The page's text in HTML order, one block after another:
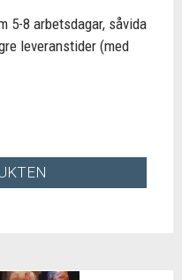
5-8 arbetsdagar, såvida
leveranstider (med